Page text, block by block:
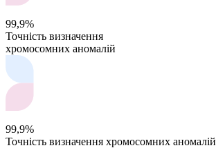
99,9%
Точність визначення
хромосомних аномалій
99,9%
Точність визначення хромосомних аномалій